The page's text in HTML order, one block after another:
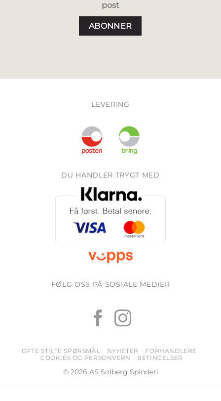
post
LEVERING
DU HANDLER TRYGT MED
FØLG OSS PÅ SOSIALE MEDIER
OFTE STILTE SPØRSMÅL NYHETER
FORHANDLERE
COOKIES OG PERSONVERN
BETINGELSER
© 2026 AS Solberg Spinderi